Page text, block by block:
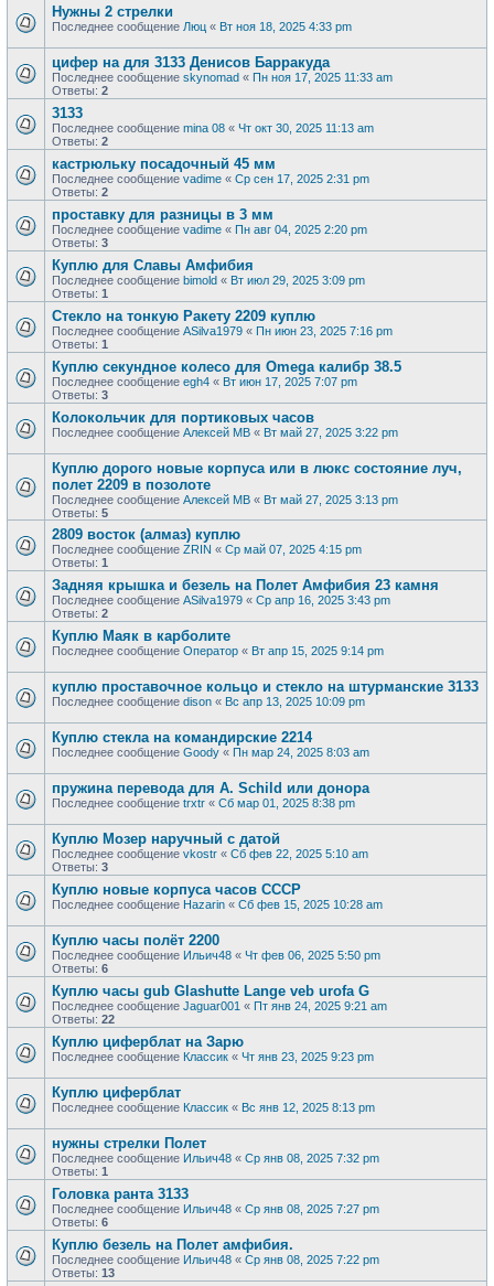
Нужны 2 стрелки
Последнее сообщение Люц « Вт ноя 18, 2025 4:33 pm
цифер на для 3133 Денисов Барракуда
Последнее сообщение skynomad « Пн ноя 17, 2025 11:33 am
Ответы: 2
3133
Последнее сообщение mina 08 « Чт окт 30, 2025 11:13 am
Ответы: 2
кастрюльку посадочный 45 мм
Последнее сообщение vadime « Ср сен 17, 2025 2:31 pm
Ответы: 2
проставку для разницы в 3 мм
Последнее сообщение vadime « Пн авг 04, 2025 2:20 pm
Ответы: 3
Куплю для Славы Амфибия
Последнее сообщение bimold « Вт июл 29, 2025 3:09 pm
Ответы: 1
Стекло на тонкую Ракету 2209 куплю
Последнее сообщение ASilva1979 « Пн июн 23, 2025 7:16 pm
Ответы: 1
Куплю секундное колесо для Omega калибр 38.5
Последнее сообщение egh4 « Вт июн 17, 2025 7:07 pm
Ответы: 3
Колокольчик для портиковых часов
Последнее сообщение Алексей МВ « Вт май 27, 2025 3:22 pm
Куплю дорого новые корпуса или в люкс состояние луч,
полет 2209 в позолоте
Последнее сообщение Алексей МВ « Вт май 27, 2025 3:13 pm
Ответы: 5
2809 восток (алмаз) куплю
Последнее сообщение ZRIN « Ср май 07, 2025 4:15 pm
Ответы: 1
Задняя крышка и безель на Полет Амфибия 23 камня
Последнее сообщение ASilva1979 « Ср апр 16, 2025 3:43 pm
Ответы: 2
Куплю Маяк в карболите
Последнее сообщение Оператор « Вт апр 15, 2025 9:14 pm
куплю проставочное кольцо и стекло на штурманские 3133
Последнее сообщение dison « Вс апр 13, 2025 10:09 pm
Куплю стекла на командирские 2214
Последнее сообщение Goody « Пн мар 24, 2025 8:03 am
пружина перевода для A. Schild или донора
Последнее сообщение trxtr « Сб мар 01, 2025 8:38 pm
Куплю Мозер наручный с датой
Последнее сообщение vkostr « Сб фев 22, 2025 5:10 am
Ответы: 3
Куплю новые корпуса часов СССР
Последнее сообщение Hazarin « Сб фев 15, 2025 10:28 am
Куплю часы полёт 2200
Последнее сообщение Ильич48 « Чт фев 06, 2025 5:50 pm
Ответы: 6
Куплю часы gub Glashutte Lange veb urofa G
Последнее сообщение Jaguar001 « Пт янв 24, 2025 9:21 am
Ответы: 22
Куплю циферблат на Зарю
Последнее сообщение Классик « Чт янв 23, 2025 9:23 pm
Куплю циферблат
Последнее сообщение Классик « Вс янв 12, 2025 8:13 pm
нужны стрелки Полет
Последнее сообщение Ильич48 « Ср янв 08, 2025 7:32 pm
Ответы: 1
Головка ранта 3133
Последнее сообщение Ильич48 « Ср янв 08, 2025 7:27 pm
Ответы: 6
Куплю безель на Полет амфибия.
Последнее сообщение Ильич48 « Ср янв 08, 2025 7:22 pm
Ответы: 13